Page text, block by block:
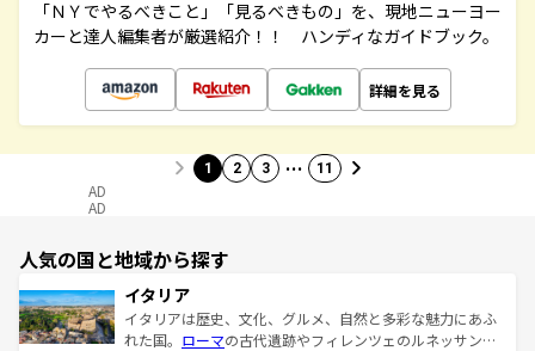
「ＮＹでやるべきこと」「見るべきもの」を、現地ニューヨー
カーと達人編集者が厳選紹介！！ ハンディなガイドブック。
詳細を見る
1 2 3 … 11
AD
AD
人気の国と地域から探す
イタリア
イタリアは歴史、文化、グルメ、自然と多彩な魅力にあふ
れた国。 ローマの古代遺跡やフィレンツェのルネッサンス